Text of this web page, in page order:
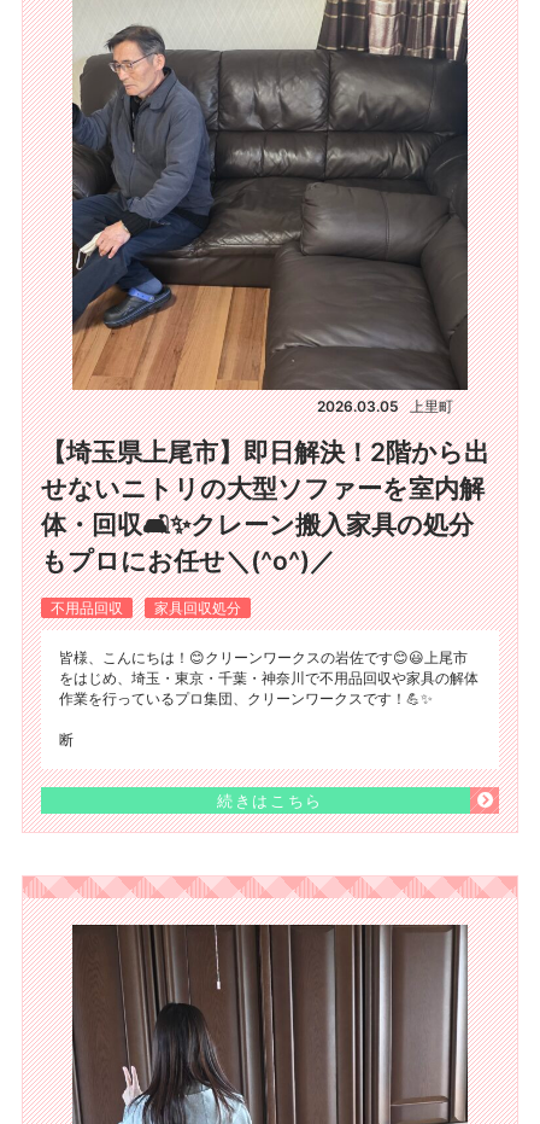
2026.03.05 上里町
【埼玉県上尾市】即日解決！2階から出
せないニトリの大型ソファーを室内解
体・回収🛋️✨クレーン搬入家具の処分
もプロにお任せ＼(^o^)／
不用品回収 家具回収処分
皆様、こんにちは！😊クリーンワークスの岩佐です😊😃上尾市
をはじめ、埼玉・東京・千葉・神奈川で不用品回収や家具の解体
作業を行っているプロ集団、クリーンワークスです！💪✨
断
続きはこちら